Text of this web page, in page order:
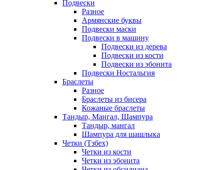
Подвески
Разное
Армянские буквы
Подвески маски
Подвески в машину
Подвески из дерева
Подвески из кости
Подвески из эбонита
Подвески Ностальгия
Браслеты
Разное
Браслеты из бисера
Кожаные браслеты
Тандыр, Мангал, Шампура
Тандыр, мангал
Шампура для шашлыка
Четки (Тзбех)
Четки из кости
Четки из эбонита